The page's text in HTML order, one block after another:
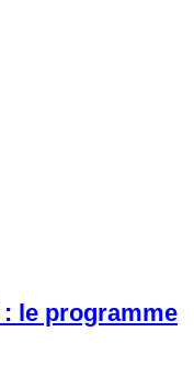
le programme